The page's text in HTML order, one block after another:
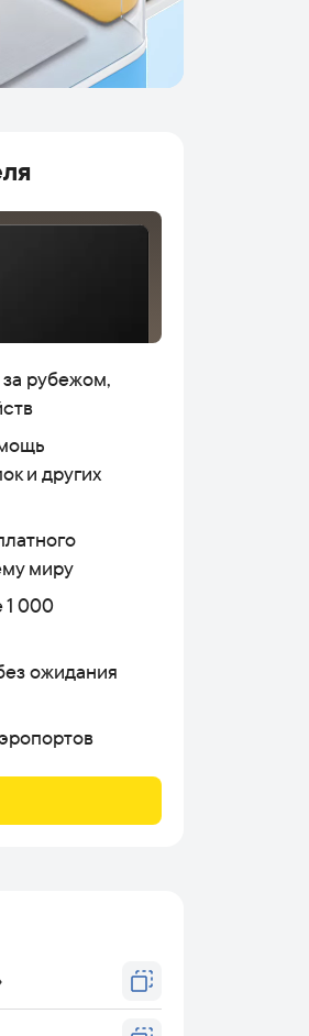
рубежом,
и других
миру
1 000
ожидания